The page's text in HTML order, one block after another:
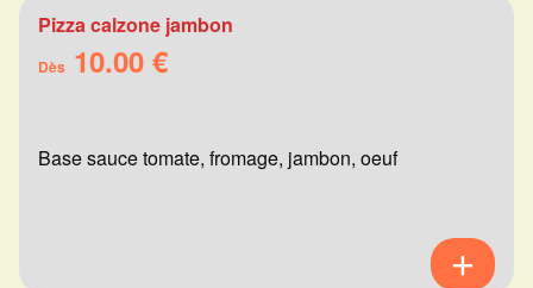
Pizza calzone jambon
Dès 10.00 €
Base sauce tomate, fromage, jambon, oeuf